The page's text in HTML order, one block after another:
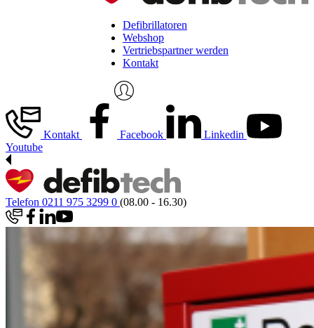
Defibrillatoren
Webshop
Vertriebspartner werden
Kontakt
Kontakt Facebook
Linkedin
Youtube
Telefon 0211 975 3299 0 (08.00 - 16.30)